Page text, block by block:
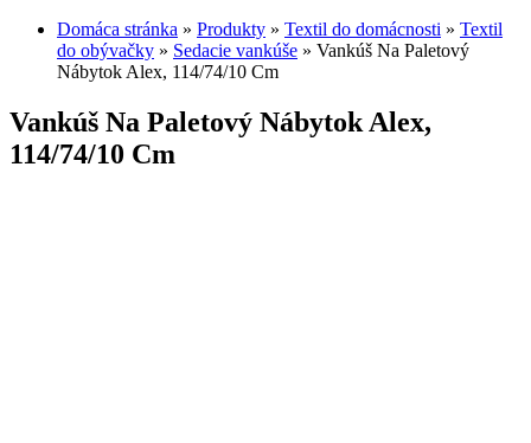
Domáca stránka » Produkty » Textil do domácnosti » Textil
do obývačky » Sedacie vankúše » Vankúš Na Paletový
Nábytok Alex, 114/74/10 Cm
Vankúš Na Paletový Nábytok Alex,
114/74/10 Cm